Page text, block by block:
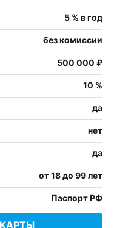
5 % в год
без комиссии
500 000 ₽
10 %
да
нет
да
от 18 до 99 лет
Паспорт РФ